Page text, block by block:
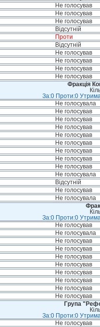
Не голосував
Не голосував
Не голосував
Відсутній
Проти
Відсутній
Не голосував
Не голосував
Не голосував
Не голосував
Фракція
За:0 Проти:0
Не голосувала
Не голосував
Не голосував
Не голосував
Не голосував
Не голосував
Не голосував
Не голосував
Не голосував
Не голосувала
Відсутній
Не голосував
Не голосувала
За:0 Проти:0
Не голосував
Не голосувала
Не голосував
Не голосував
Не голосував
Не голосував
Не голосував
Не голосував
Не голосував
Не голосував
Група
За:0 Проти:0
Не голосував